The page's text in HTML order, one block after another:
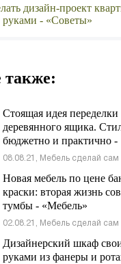
дизайн-проект
- «Советы»
также:
Стоящая идея переделки
деревянного ящика.
бюджетно и практично -
«Мебель»
08.08.21, Мебель сделай сам
Новая мебель по цене
краски: вторая жизнь
тумбы - «Мебель»
02.08.21, Мебель сделай сам
Дизайнерский шкаф
руками из фанеры и